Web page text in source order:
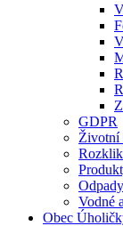
GDPR
Životní
Odpady
Vodné
Obec